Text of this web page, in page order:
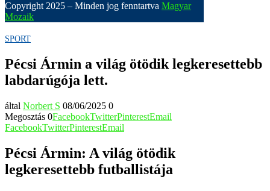
Copyright 2025 – Minden jog fenntartva Magyar
Mozaik
SPORT
Pécsi Ármin a világ ötödik legkeresettebb
labdarúgója lett.
által Norbert S 08/06/2025 0
Megosztás 0FacebookTwitterPinterestEmail
FacebookTwitterPinterestEmail
Pécsi Ármin: A világ ötödik
legkeresettebb futballistája